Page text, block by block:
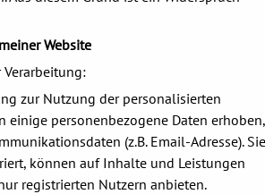
Website
zur Nutzung der personalisierten
einige personenbezogene Daten erhoben,
(z.B. Email-Adresse). Sie
können auf Inhalte und Leistungen
registrierten Nutzern anbieten.